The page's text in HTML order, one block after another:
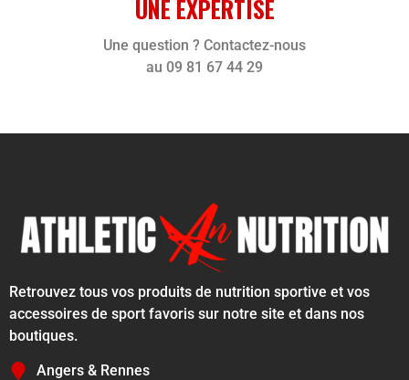
UNE EXPERTISE
Une question ? Contactez-nous
au 09 81 67 44 29
Retrouvez tous vos produits de nutrition sportive et vos
accessoires de sport favoris sur notre site et dans nos
boutiques.
Angers & Rennes